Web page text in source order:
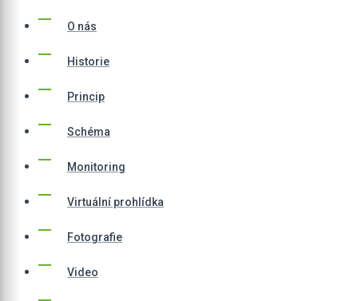
O nás
Historie
Princip
Schéma
Monitoring
Virtuální prohlídka
Fotografie
Video